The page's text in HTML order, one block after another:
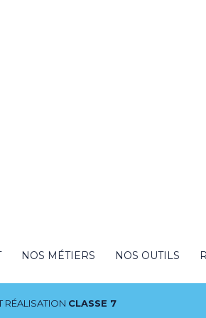
NOS MÉTIERS NOS OUTILS
RÉALISATION CLASSE 7